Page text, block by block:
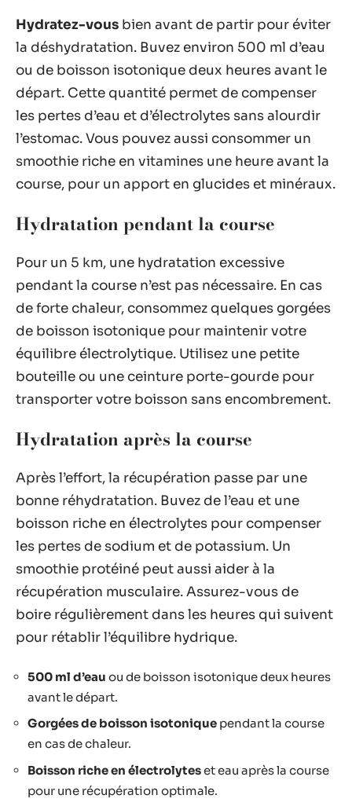
Hydratez-vous bien avant de partir pour éviter
la déshydratation. Buvez environ 500 ml d’eau
ou de boisson isotonique deux heures avant le
départ. Cette quantité permet de compenser
les pertes d’eau et d’électrolytes sans alourdir
l’estomac. Vous pouvez aussi consommer un
smoothie riche en vitamines une heure avant la
course, pour un apport en glucides et minéraux.
Hydratation pendant la course
Pour un 5 km, une hydratation excessive
pendant la course n’est pas nécessaire. En cas
de forte chaleur, consommez quelques gorgées
de boisson isotonique pour maintenir votre
équilibre électrolytique. Utilisez une petite
bouteille ou une ceinture porte-gourde pour
transporter votre boisson sans encombrement.
Hydratation après la course
Après l’effort, la récupération passe par une
bonne réhydratation. Buvez de l’eau et une
boisson riche en électrolytes pour compenser
les pertes de sodium et de potassium. Un
smoothie protéiné peut aussi aider à la
récupération musculaire. Assurez-vous de
boire régulièrement dans les heures qui suivent
pour rétablir l’équilibre hydrique.
500 ml d’eau ou de boisson isotonique deux heures
avant le départ.
Gorgées de boisson isotonique pendant la course
en cas de chaleur.
Boisson riche en électrolyteset eau après la course
pour une récupération optimale.